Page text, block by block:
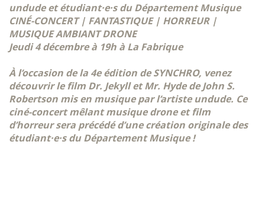
undude et étudiant·e·s du Département Musique
CINÉ-CONCERT | FANTASTIQUE | HORREUR |
MUSIQUE AMBIANT DRONE
Jeudi 4 décembre à 19h à La Fabrique
À l’occasion de la 4e édition de SYNCHRO, venez
découvrir le film Dr. Jekyll et Mr. Hydede John S.
Robertson mis en musique par l’artiste undude. Ce
ciné-concert mêlant musique drone et film
d’horreur sera précédé d’une création originale des
étudiant·e·s du Département Musique !